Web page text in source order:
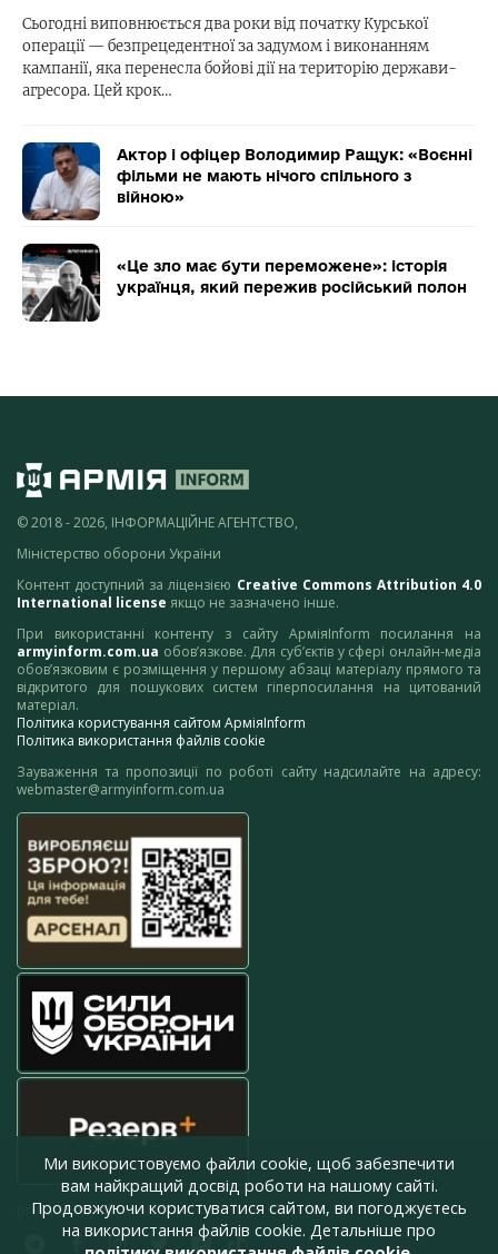
Сьогодні виповнюється два роки від початку Курської
операції — безпрецедентної за задумом і виконанням
кампанії, яка перенесла бойові дії на територію держави-
агресора. Цей крок…
Актор і офіцер Володимир Ращук: «Воєнні
фільми не мають нічого спільного з
війною»
«Це зло має бути переможене»: історія
українця, який пережив російський полон
© 2018 - 2026, ІНФОРМАЦІЙНЕ АГЕНТСТВО,
Міністерство оборони України
Контент доступний за ліцензією Creative Commons Attribution 4.0
International license якщо не зазначено інше.
При використанні контенту з сайту АрміяInform посилання на
armyinform.com.ua обов’язкове. Для суб’єктів у сфері онлайн-медіа
обов’язковим є розміщення у першому абзаці матеріалу прямого та
відкритого для пошукових систем гіперпосилання на цитований
матеріал.
Політика користування сайтом АрміяInform
Політика використання файлів cookie
Зауваження та пропозиції по роботі сайту надсилайте на адресу:
webmaster@armyinform.com.ua
press@armyinform.com.ua
Ми використовуємо файли cookie, щоб забезпечити
вам найкращий досвід роботи на нашому сайті.
Продовжуючи користуватися сайтом, ви погоджуєтесь
на використання файлів cookie. Детальніше про